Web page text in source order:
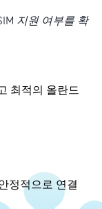
지원 여부를 확
최적의 올란드
정적으로 연결